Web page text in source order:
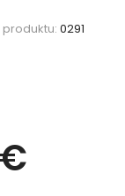
produktu: 0291